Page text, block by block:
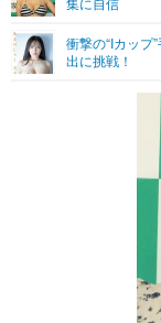
グラビア
ショッピン
その他
衝撃の“Iカップ
出に挑戦！